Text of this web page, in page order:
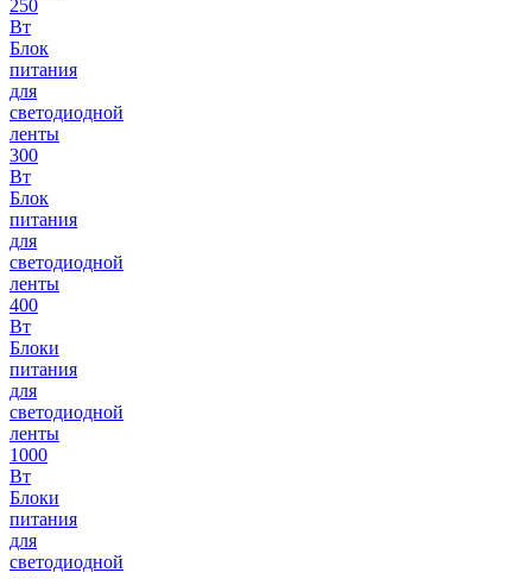
250
Вт
Блок
питания
для
светодиодной
ленты
300
Вт
Блок
питания
для
светодиодной
ленты
400
Вт
Блоки
питания
для
светодиодной
ленты
1000
Вт
Блоки
питания
для
светодиодной